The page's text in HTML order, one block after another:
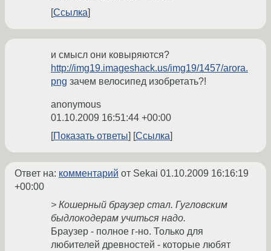
Ссылка
и смысл они ковыряются?
http://img19.imageshack.us/img19/1457/arora.
png зачем велосипед изобретать?!
anonymous
01.10.2009 16:51:44 +00:00
Показать ответы
Ссылка
Ответ на: комментарий от Sekai 01.10.2009 16:16:19
+00:00
> Кошерный браузер стал. Гугловским
быдлокодерам учиться надо.
Браузер - полное г-но. Только для
любителей древностей - которые любят